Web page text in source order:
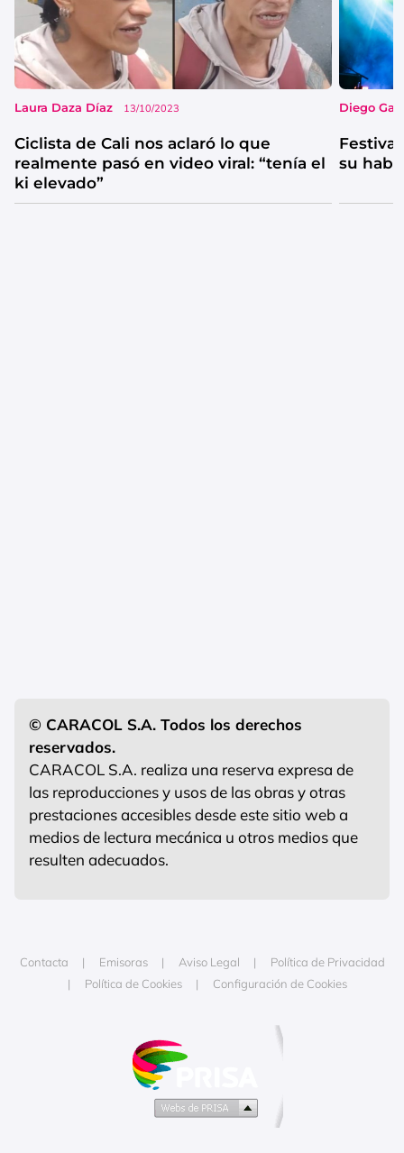
Laura Daza Díaz 13/10/2023
Ciclista de Cali nos aclaró lo que
realmente pasó en video viral: “tenía el
ki elevado”
Diego
su
© CARACOL S.A. Todos los derechos
reservados.
CARACOL S.A. realiza una reserva expresa de
las reproducciones y usos de las obras y otras
prestaciones accesibles desde este sitio web a
medios de lectura mecánica u otros medios que
resulten adecuados.
Contacta Emisoras Aviso Legal
Política de Privacidad
Política de Cookies
Configuración de Cookies